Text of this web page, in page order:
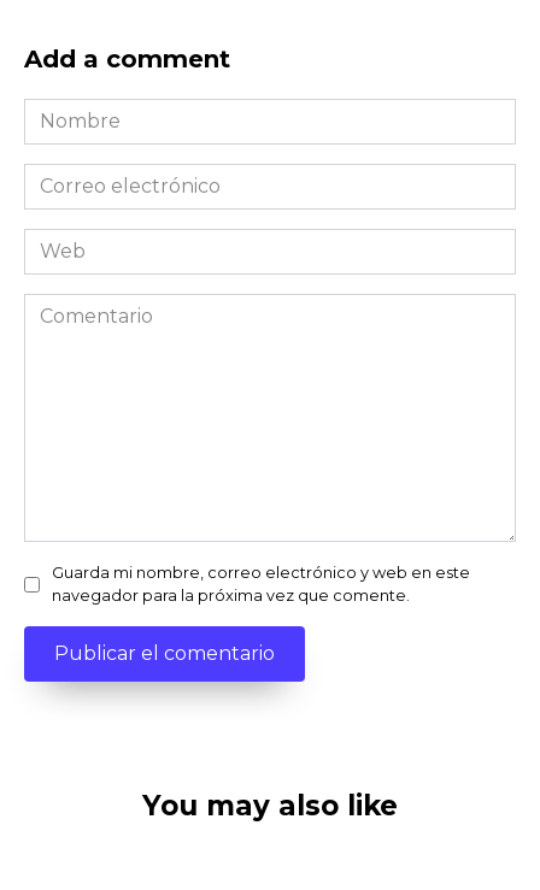
Add a comment
Nombre
*
Correo
electrónico
*Web
Comentario
Guarda mi nombre, correo electrónico y web en este
navegador para la próxima vez que comente.
You may also like